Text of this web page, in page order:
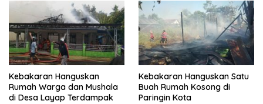
Kebakaran Hanguskan
Rumah Warga dan Mushala
di Desa Layap Terdampak
Kebakaran Hanguskan Satu
Buah Rumah Kosong di
Paringin Kota